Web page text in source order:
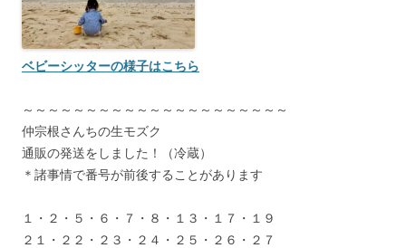
ベビーシッターの様子はこちら
～～～～～～～～～～～～～～～～～～～～～
仲宗根さんちの生モズク
通販の発送をしました！（冷蔵）
＊諸事情で番号が前後することがあります
１・２・５・６・７・８・１３・１７・１９
２１・２２・２３・２４・２５・２６・２７